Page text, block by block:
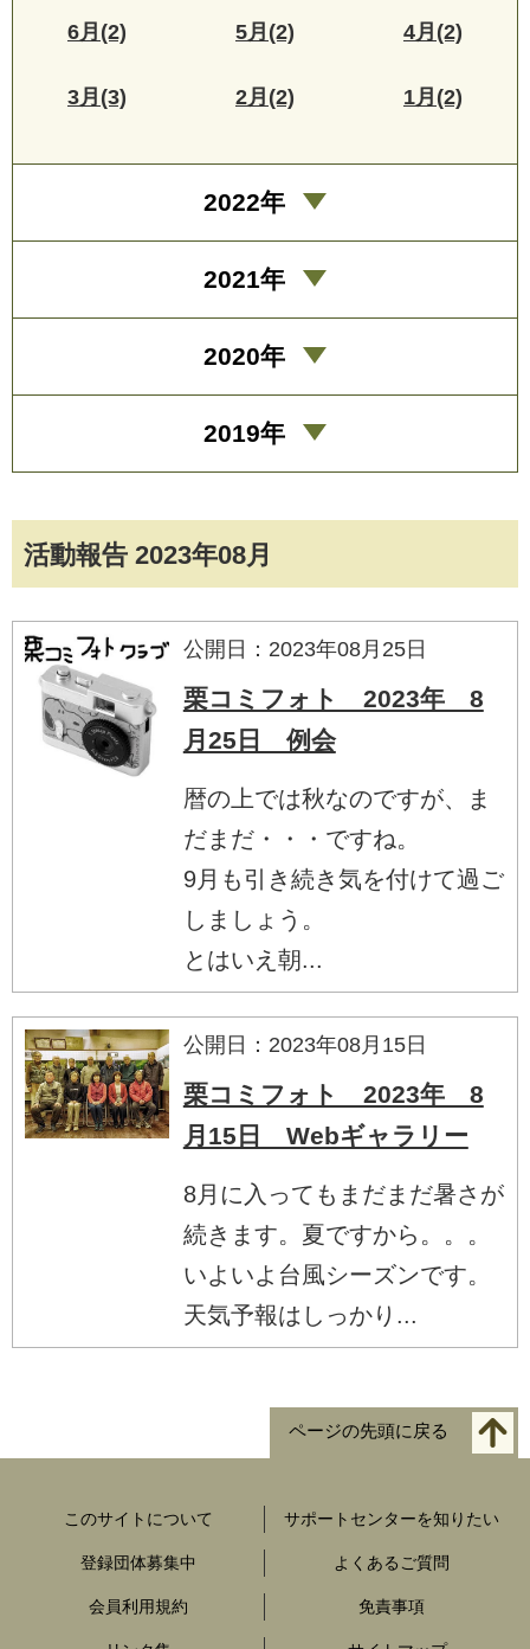
活動報告 2023年08月
公開日：2023年08月25日
栗コミフォト 2023年 8
月25日 例会
暦の上では秋なのですが、ま
だまだ・・・ですね。
9月も引き続き気を付けて過ご
しましょう。
とはいえ朝...
公開日：2023年08月15日
栗コミフォト 2023年 8
月15日 Webギャラリー
8月に入ってもまだまだ暑さが
続きます。夏ですから。。。
いよいよ台風シーズンです。
天気予報はしっかり...
6月(2) 5月(2) 4月(2)
3月(3) 2月(2) 1月(2)
2022年
2021年
2020年
2019年
ページの先頭に戻る
このサイトについて サポートセンターを知りたい
登録団体募集中 よくあるご質問
会員利用規約 免責事項